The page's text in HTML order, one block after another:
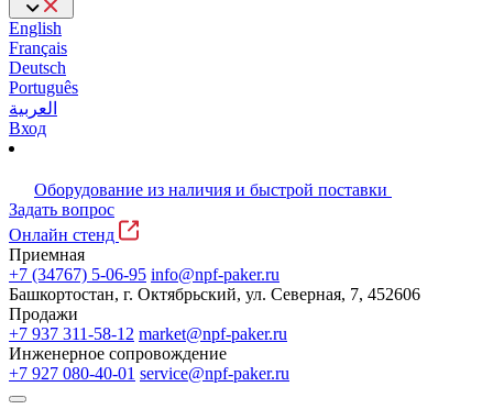
English
Français
Deutsch
Português
العربية
Вход
Оборудование из наличия и быстрой поставки
Задать вопрос
Онлайн стенд
Приемная
+7 (34767) 5-06-95 info@npf-paker.ru
Башкортостан, г. Октябрьский, ул. Северная, 7, 452606
Продажи
+7 937 311-58-12 market@npf-paker.ru
Инженерное сопровождение
+7 927 080-40-01 service@npf-paker.ru